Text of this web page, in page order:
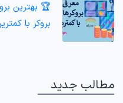
بروکر با
مطالب جدید